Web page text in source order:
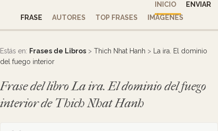
INICIO
ENVIAR
FRASE
AUTORES TOP FRASES IMÁGENES
Estás en: Frases de Libros > Thich Nhat Hanh >
La ira. El dominio
del fuego interior
Frase del libro La ira. El dominio del fuego
interior de Thich Nhat Hanh